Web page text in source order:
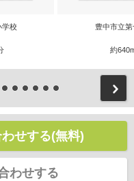
学校 豊中市立
約
せする(無料)
わせする